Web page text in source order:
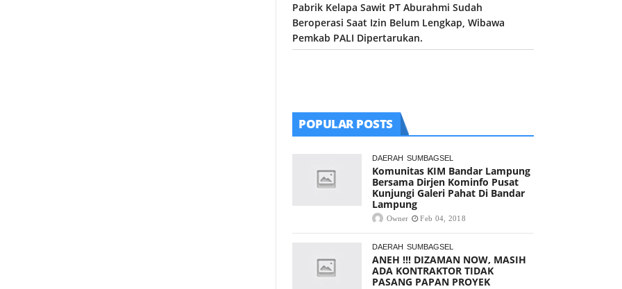
Pabrik Kelapa Sawit PT Aburahmi Sudah
Beroperasi Saat Izin Belum Lengkap, Wibawa
Pemkab PALI Dipertarukan.
POPULAR POSTS
DAERAH SUMBAGSEL
Komunitas KIM Bandar Lampung
Bersama Dirjen Kominfo Pusat
Kunjungi Galeri Pahat Di Bandar
Lampung
Owner Feb 04, 2018
DAERAH SUMBAGSEL
ANEH !!! DIZAMAN NOW, MASIH
ADA KONTRAKTOR TIDAK
PASANG PAPAN PROYEK